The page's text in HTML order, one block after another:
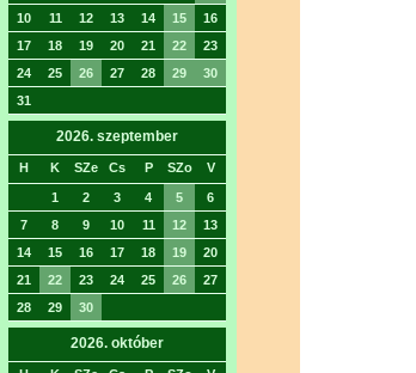
10
11 12 13 14 15
16
17
18 19 20 21 22
23
24
25 26 27 28 29
30
31
2026. szeptember
H K SZe Cs P SZo V
1 2 3 4 5
6
7
8 9 10 11 12
13
14
15 16 17 18 19
20
21
22 23 24 25 26
27
28
29 30
2026. október